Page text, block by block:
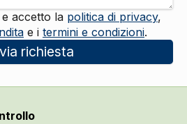
accetto la politica di privacy,
e i termini e condizioni.
richiesta